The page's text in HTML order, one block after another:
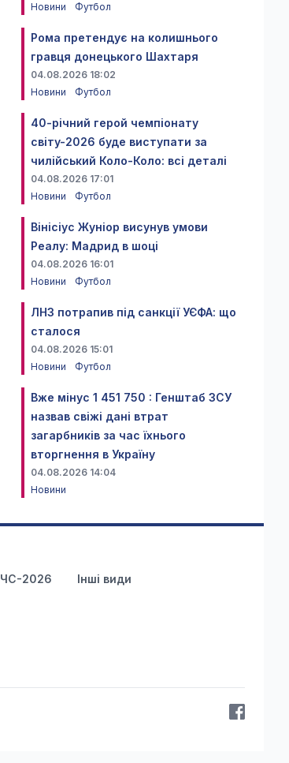
Новини
Футбол
Рома претендує на колишнього
гравця донецького Шахтаря
04.08.2026 18:02
Новини
Футбол
40-річний герой чемпіонату
світу-2026 буде виступати за
чилійський Коло-Коло: всі деталі
04.08.2026 17:01
Новини
Футбол
Вінісіус Жуніор висунув умови
Реалу: Мадрид в шоці
04.08.2026 16:01
Новини
Футбол
ЛНЗ потрапив під санкції УЄФА: що
сталося
04.08.2026 15:01
Новини
Футбол
Вже мінус 1 451 750 : Генштаб ЗСУ
назвав свіжі дані втрат
загарбників за час їхнього
вторгнення в Україну
04.08.2026 14:04
Новини
ЧС-2026 Інші види